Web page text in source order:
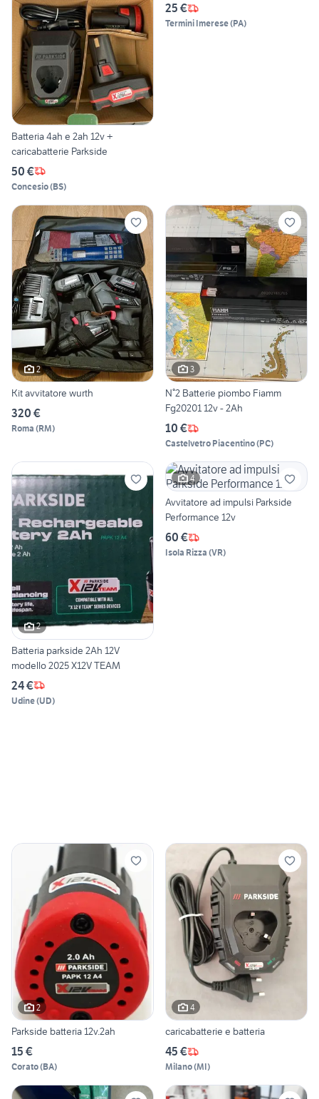
Batteria 4ah e 2ah 12v +
caricabatterie Parkside
50 €
Concesio(BS)
25 €
Termini Imerese(PA)
2
Kit avvitatore wurth
320 €
Roma (RM)
3
N°2 Batterie piombo Fiamm
Fg20201 12v - 2Ah
10 €
Castelvetro Piacentino(PC)
2
Batteria parkside 2Ah 12V
modello 2025 X12V TEAM
24 €
Udine(UD)
4
Avvitatore ad impulsi Parkside
Performance 12v
60 €
Isola Rizza (VR)
2
Parkside batteria 12v.2ah
15 €
Corato(BA)
4
caricabatterie e batteria
45 €
Milano(MI)